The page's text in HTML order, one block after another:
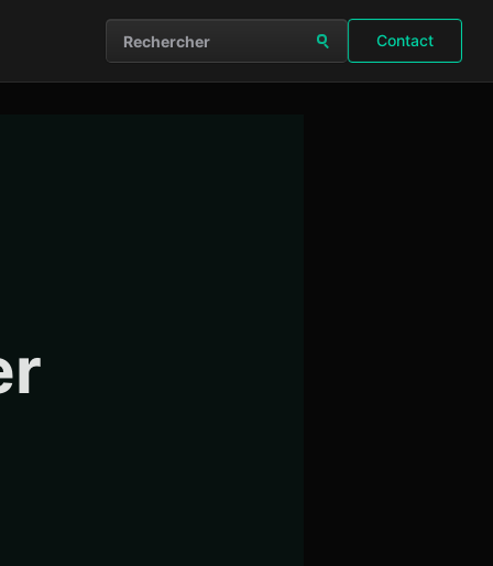
Rechercher sur le site
Contact